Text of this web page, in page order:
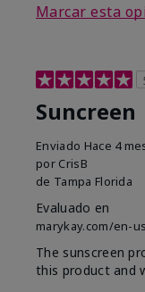
Marcar esta
Suncreen
Enviado Hace 4
por CrisB
de Tampa Florida
Evaluado en
marykay.com/en-
The sunscreen
this product and